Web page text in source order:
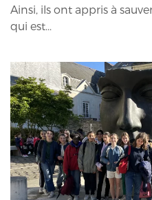
Ainsi, ils ont appris à
qui est...